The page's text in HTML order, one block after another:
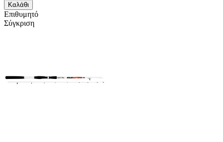
Καλάθι
Επιθυμητό
Σύγκριση